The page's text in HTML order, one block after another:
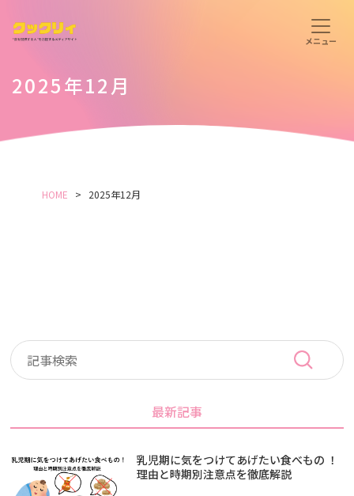
2025年12月
HOME 2025年12月
最新記事
乳児期に気をつけてあげたい食べもの ！
理由と時期別注意点を徹底解説